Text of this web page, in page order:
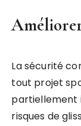
La sécurité
tout projet
partiellement
risques de